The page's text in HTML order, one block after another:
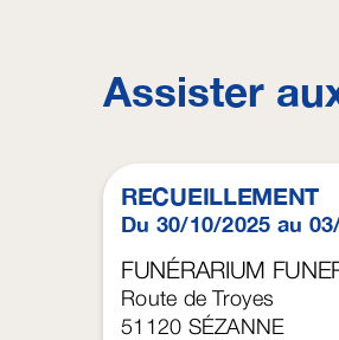
Assister
RECUEILLEMENT
Du 30/10/2025 au
FUNÉRARIUM
Route de Troyes
51120 SÉZANNE